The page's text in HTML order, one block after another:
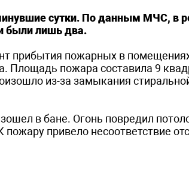
сутки. По данным МЧС, в
были лишь два.
прибытия пожарных в
Площадь пожара составила 9
из-за замыкания
в бане. Огонь повредил
привело несоответствие